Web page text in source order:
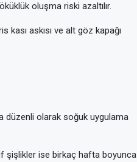
oluşma riski azaltılır.
askısı ve alt göz kapağı
düzenli olarak soğuk uygulama
şişlikler ise birkaç hafta boyunca